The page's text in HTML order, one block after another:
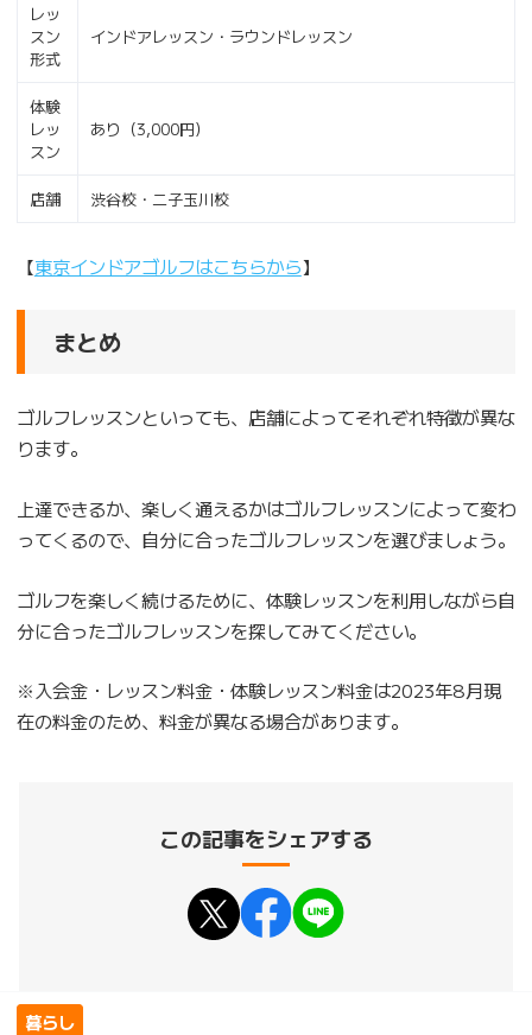
レッ
スン
形式
インドアレッスン・ラウンドレッスン
体験
レッ
スン
あり（3,000円）
店舗 渋谷校・二子玉川校
【東京インドアゴルフはこちらから】
まとめ
ゴルフレッスンといっても、店舗によってそれぞれ特徴が異な
ります。
上達できるか、楽しく通えるかはゴルフレッスンによって変わ
ってくるので、自分に合ったゴルフレッスンを選びましょう。
ゴルフを楽しく続けるために、体験レッスンを利用しながら自
分に合ったゴルフレッスンを探してみてください。
※入会金・レッスン料金・体験レッスン料金は2023年8月現
在の料金のため、料金が異なる場合があります。
この記事をシェアする
暮らし